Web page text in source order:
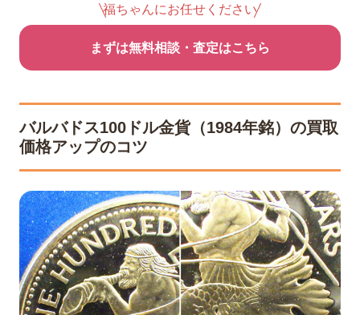
福ちゃんにお任せください
まずは無料相談・査定はこちら
バルバドス100ドル金貨（1984年銘）の買取
価格アップのコツ